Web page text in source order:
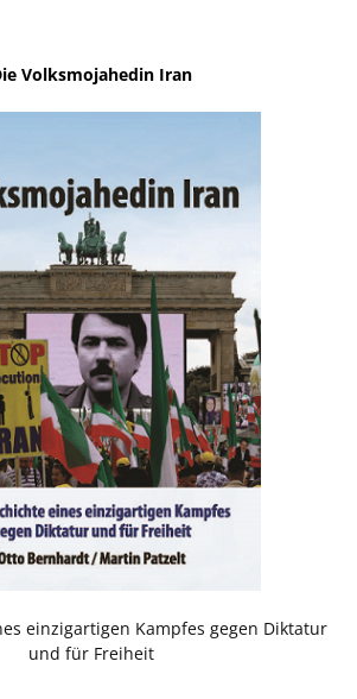
Volksmojahedin Iran
einzigartigen Kampfes gegen Diktatur
und für Freiheit